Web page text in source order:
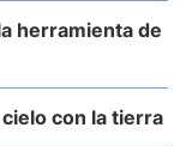
herramienta de
con la tierra